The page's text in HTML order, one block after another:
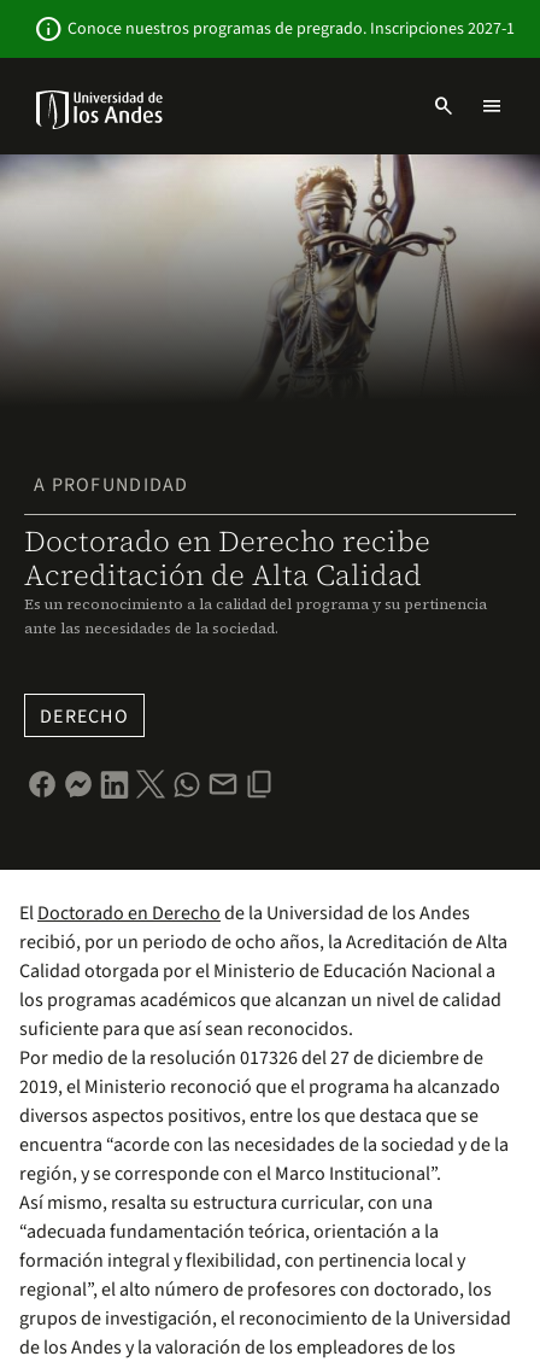
contenido
info Conoce nuestros programas de pregrado. Inscripciones 2027-1
Navbar
search menu
A PROFUNDIDAD
Doctorado en Derecho recibe
Acreditación de Alta Calidad
Es un reconocimiento a la calidad del programa y su pertinencia
ante las necesidades de la sociedad.
DERECHO
ElDoctorado en Derechode la Universidad de los Andes
recibió, por un periodo de ocho años, la Acreditación de Alta
Calidad otorgada por el Ministerio de Educación Nacional a
los programas académicos que alcanzan un nivel de calidad
suficiente para que así sean reconocidos.
Por medio de la resolución 017326 del 27 de diciembre de
2019, el Ministerio reconoció que el programa ha alcanzado
diversos aspectos positivos, entre los que destaca que se
encuentra “acorde con las necesidades de la sociedad y de la
región, y se corresponde con el Marco Institucional”.
Así mismo, resalta su estructura curricular, con una
“adecuada fundamentación teórica, orientación a la
formación integral y flexibilidad, con pertinencia local y
regional”, el alto número de profesores con doctorado, los
grupos de investigación, el reconocimiento de la Universidad
de los Andes y la valoración de los empleadores de los